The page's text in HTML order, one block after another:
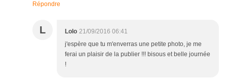
Répondre
L Lolo 21/09/2016 06:41
j'espère que tu m'enverras une petite photo, je me
ferai un plaisir de la publier !!! bisous et belle journée
!